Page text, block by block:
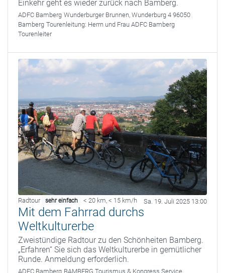
Einkehr geht es wieder zurück nach Bamberg.
ADFC Bamberg Wunderburger Brunnen, Wunderburg 4 96050
Bamberg Tourenleitung: Herrn und Frau ADFC Bamberg
Tourenleiter
Radtour sehr einfach < 20 km, < 15 km/h Sa. 19. Juli 2025 13:00
Mit dem Fahrrad durchs
Weltkulturerbe
Zweistündige Radtour zu den Schönheiten Bamberg.
„Erfahren“ Sie sich das Weltkulturerbe in gemütlicher
Runde. Anmeldung erforderlich.
ADFC Bamberg BAMBERG Tourismus & Kongress Service,